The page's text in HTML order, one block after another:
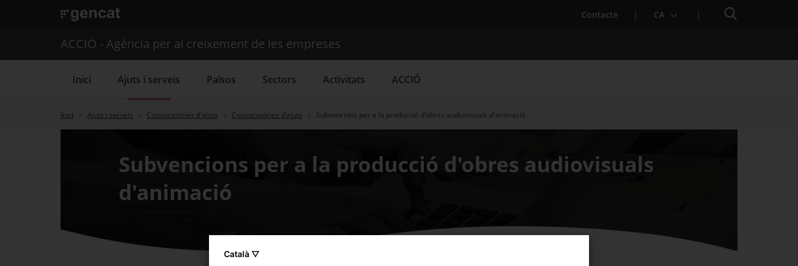
. Obre en una nova finestra. Contacte . Obre en una nova finestra.
CA Cercador
Cercador
ACCIÓ - Agència per al creixement de les empreses
Inici Ajuts i serveis Països Sectors Activitats ACCIÓ
Inici Ajuts i serveis Convocatòries d'ajuts Convocatòries d’ajuts Subvencions per a la producció d'obres audiovisuals d'animació
Subvencions per a la producció d'obres audiovisuals
d'animació
Català ▽